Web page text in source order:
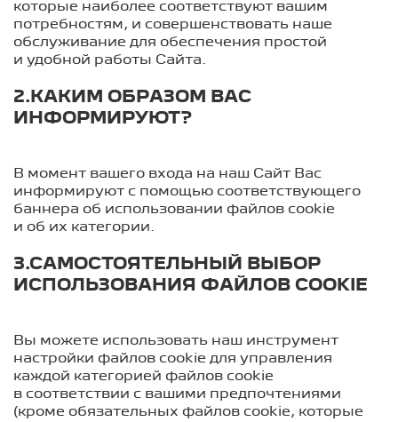
которые наиболее соответствуют вашим
потребностям, и совершенствовать наше
обслуживание для обеспечения простой
и удобной работы Сайта.
2.КАКИМ ОБРАЗОМ ВАС
ИНФОРМИРУЮТ?
В момент вашего входа на наш Сайт Вас
информируют с помощью соответствующего
баннера об использовании файлов cookie
и об их категории.
3.САМОСТОЯТЕЛЬНЫЙ ВЫБОР
ИСПОЛЬЗОВАНИЯ ФАЙЛОВ COOKIE
Вы можете использовать наш инструмент
настройки файлов cookie для управления
каждой категорией файлов cookie
в соответствии с вашими предпочтениями
(кроме обязательных файлов cookie, которые